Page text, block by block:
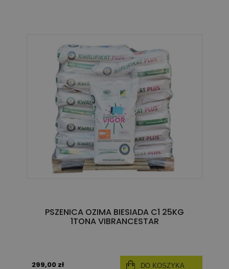
PSZENICA OZIMA BIESIADA C1 25KG
1TONA VIBRANCESTAR
299,00 zł DO KOSZYKA